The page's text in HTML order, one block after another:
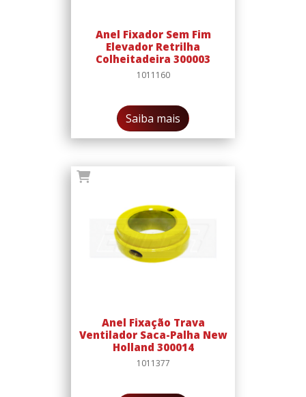
Anel Fixador Sem Fim
Elevador Retrilha
Colheitadeira 300003
1011160
Saiba mais
Anel Fixação Trava
Ventilador Saca-Palha New
Holland 300014
1011377